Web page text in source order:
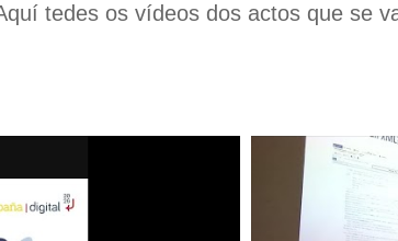
tedes os vídeos dos actos que se